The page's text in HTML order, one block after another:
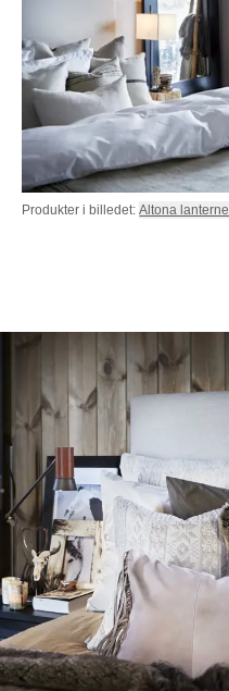
Produkter i billedet: Altona lanterne